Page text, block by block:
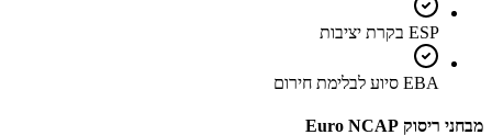
ESP בקרת יציבות
EBA סיוע לבלימת חירום
מבחני ריסוק Euro NCAP